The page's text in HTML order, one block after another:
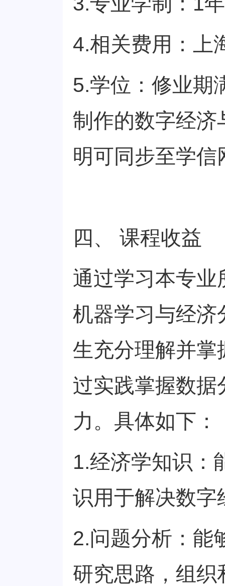
4.相关费用：上
5.学位：修业期
制作的数字经济
明可同步至学
四、 课程收益
通过学习本专
机器学习与经济
生充分理解并掌
过实践掌握数
力。具体如下：
1.经济学知识：
识用于解决数字
2.问题分析：能
研究思路，组